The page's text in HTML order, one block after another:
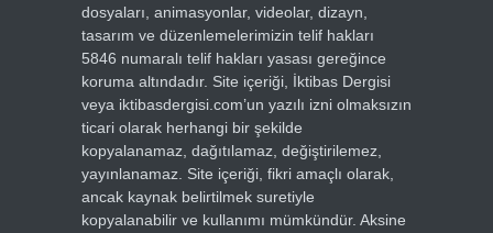
dosyaları, animasyonlar, videolar, dizayn,
tasarım ve düzenlemelerimizin telif hakları
5846 numaralı telif hakları yasası gereğince
koruma altındadır. Site içeriği, İktibas Dergisi
veya iktibasdergisi.com’un yazılı izni olmaksızın
ticari olarak herhangi bir şekilde
kopyalanamaz, dağıtılamaz, değiştirilemez,
yayınlanamaz. Site içeriği, fikri amaçlı olarak,
ancak kaynak belirtilmek suretiyle
kopyalanabilir ve kullanımı mümkündür. Aksine